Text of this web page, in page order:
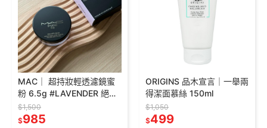
MAC｜ 超持妝輕透濾鏡蜜
粉 6.5g #LAVENDER 絕絕
紫
$1,500
$985
ORIGINS 品木宣言｜一舉兩
得潔面慕絲 150ml
$1,050
$499